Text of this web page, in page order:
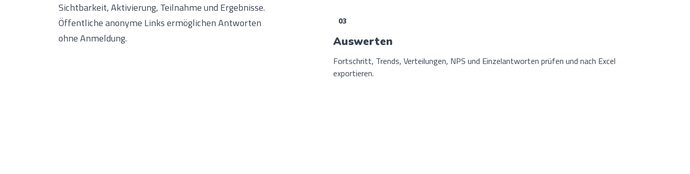
Sichtbarkeit, Aktivierung, Teilnahme und Ergebnisse.
Öffentliche anonyme Links ermöglichen Antworten
ohne Anmeldung.
03
Auswerten
Fortschritt, Trends, Verteilungen, NPS und Einzelantworten prüfen und nach Excel
exportieren.